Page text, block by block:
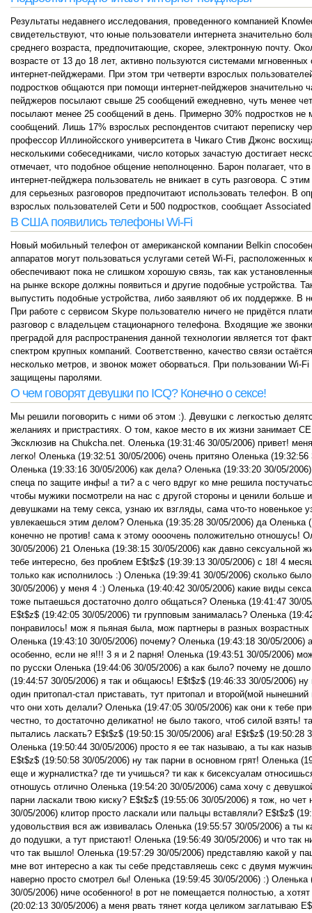
Результаты недавнего исследования, проведенного компанией
свидетельствуют, что юные пользователи интернета значительно
среднего возраста, предпочитающие, скорее, электронную почту.
возрасте от 13 до 18 лет, активно пользуются системами
интернет-пейджерами. При этом три четверти взрослых
подростков общаются при помощи интернет-пейджеров
пейджеров посылают свыше 25 сообщений ежедневно, чуть менее
посылают менее 25 сообщений в день. Примерно 30% подростков не
сообщений. Лишь 17% взрослых респондентов считают переписку
профессор Иллинойсского университета в Чикаго Стив Джонс
несколькими собеседниками, число которых зачастую достигает
отмечает, что подобное общение неполноценно. Барон полагает,
интернет-пейджера пользователь не вникает в суть разговора. С
для серьезных разговоров предпочитают использовать телефон. В
взрослых пользователей Сети и 500 подростков, сообщает
В США появились телефоны Wi-Fi
Новый мобильный телефон от американской компании Belkin
аппаратов могут пользоваться услугами сетей Wi-Fi,
обеспечивают пока не слишком хорошую связь, так как
на рынке вскоре должны появиться и другие подобные устройства.
выпустить подобные устройства, либо заявляют об их поддержке. В
При работе с сервисом Skype пользователю ничего не придётся
разговор с владельцем стационарного телефона. Входящие же
преградой для распространения данной технологии является тот
спектром крупных компаний. Соответственно, качество связи
несколько метров, и звонок может оборваться. При пользовании Wi-
защищены паролями.
О чем говорят девушки по ICQ? Конечно о сексе!
Мы решили поговорить с ними об этом :). Девушки с легкостью
желаниях и пристрастиях. О том, какое место в их жизни занимает
Эксклюзив на Chukcha.net. Оленька (19:31:46 30/05/2006) привет!
легко! Оленька (19:32:51 30/05/2006) очень притяно Оленька
Оленька (19:33:16 30/05/2006) как дела? Оленька (19:33:20 30/05/
спеца по защите инфы! а ти? а с чего вдруг ко мне решила
чтобы мужики посмотрели на нас с другой стороны и ценили
девушками на тему секса, узнаю их взгляды, сама что-то
увлекаешься этим делом? Оленька (19:35:28 30/05/2006) да Оленька
конечно не против! сама к этому оооочень положительно отношусь!
30/05/2006) 21 Оленька (19:38:15 30/05/2006) как давно
тебе интересно, без проблем E$t$z$ (19:39:13 30/05/2006) с 18! 4
только как исполнилось :) Оленька (19:39:41 30/05/2006) сколько
30/05/2006) у меня 4 :) Оленька (19:40:42 30/05/2006) какие виды
тоже пытаешься достаточно долго общаться? Оленька (19:41:47 30/
E$t$z$ (19:42:05 30/05/2006) ти групповым занималась? Оленька
понравилось! мож я пьяная была, мож партнеры в разных
Оленька (19:43:10 30/05/2006) почему? Оленька (19:43:18 30/05/
особенно, если не я!!! 3 я и 2 парня! Оленька (19:43:51 30/05/2006)
по русски Оленька (19:44:06 30/05/2006) а как было? почему не
(19:44:57 30/05/2006) я так и общаюсь! E$t$z$ (19:46:33 30/05/2006)
один притопал-стал приставать, тут притопал и второй(мой
что они хоть делали? Оленька (19:47:05 30/05/2006) как они к тебе
честно, то достаточно деликатно! не было такого, чтоб силой
пытались ласкать? E$t$z$ (19:50:15 30/05/2006) ага! E$t$z$ (19:50:28
Оленька (19:50:44 30/05/2006) просто я ее так называю, а ты как
E$t$z$ (19:50:58 30/05/2006) ну так парни в основном грят! Оленька
еще и журналистка? где ти учишься? ти как к бисексуалам
отношусь отлично Оленька (19:54:20 30/05/2006) сама хочу с
парни ласкали твою киску? E$t$z$ (19:55:06 30/05/2006) я тож, но
30/05/2006) клитор просто ласкали или пальцы вставляли? E$t$z$
удовольствия вся аж извивалась Оленька (19:55:57 30/05/2006) а
до подушки, а тут пристают! Оленька (19:56:49 30/05/2006) и что так
что так вышло! Оленька (19:57:29 30/05/2006) представляю какой у
мне вот интересно а как ты себе представляешь секс с двумя
наверно просто смотрел бы! Оленька (19:59:45 30/05/2006) :)
30/05/2006) ниче особенного! в рот не помещается полностью, а
(20:02:13 30/05/2006) а меня рвать тянет когда целиком заглатываю